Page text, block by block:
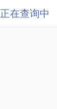
正在查询中